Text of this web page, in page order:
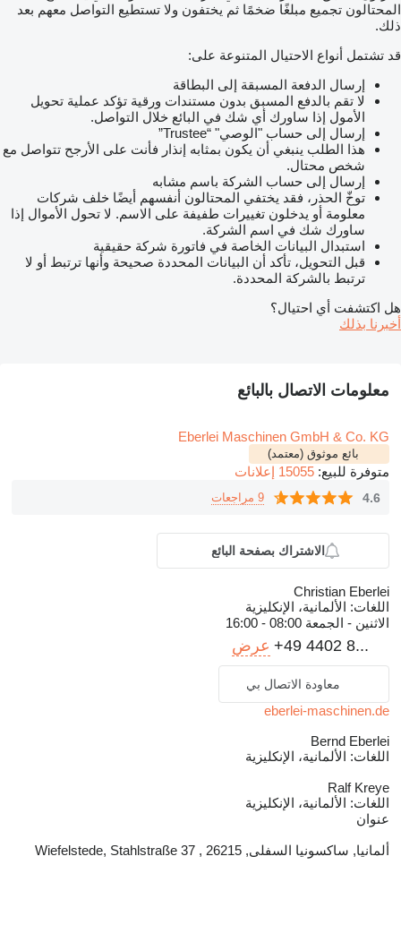
المحتالون تجميع مبلغًا ضخمًا ثم يختفون ولا تستطيع التواصل معهم بعد
ذلك.
قد تشتمل أنواع الاحتيال المتنوعة على:
إرسال الدفعة المسبقة إلى البطاقة
لا تقم بالدفع المسبق بدون مستندات ورقية تؤكد عملية تحويل
الأمول إذا ساورك أي شك في البائع خلال التواصل.
إرسال إلى حساب "الوصي" “Trustee”
هذا الطلب ينبغي أن يكون بمثابه إنذار فأنت على الأرجح تتواصل مع
شخص محتال.
إرسال إلى حساب الشركة باسم مشابه
توخّ الحذر، فقد يختفي المحتالون أنفسهم أيضًا خلف شركات
معلومة أو يدخلون تغييرات طفيفة على الاسم. لا تحول الأموال إذا
ساورك شك في اسم الشركة.
استبدال البيانات الخاصة في فاتورة شركة حقيقية
قبل التحويل، تأكد أن البيانات المحددة صحيحة وأنها ترتبط أو لا
ترتبط بالشركة المحددة.
هل اكتشفت أي احتيال؟
أخبرنا بذلك
معلومات الاتصال بالبائع
Eberlei Maschinen GmbH & Co. KG
بائع موثوق (معتمد)
متوفرة للبيع: 15055 إعلانات
4.6 9 مراجعات
الاشتراك بصفحة البائع
Christian Eberlei
اللغات: الألمانية، الإنكليزية
الاثنين - الجمعة 08:00 - 16:00
+49 4402 8... عرض
معاودة الاتصال بي
eberlei-maschinen.de
Bernd Eberlei
اللغات: الألمانية، الإنكليزية
Ralf Kreye
اللغات: الألمانية، الإنكليزية
عنوان
ألمانيا, ساكسونيا السفلى, 26215 , Wiefelstede, Stahlstraße 37